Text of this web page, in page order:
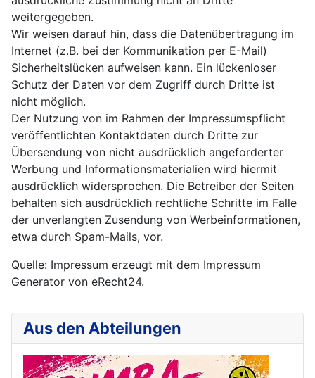
weitergegeben.
Wir weisen darauf hin, dass die Datenübertragung im
Internet (z.B. bei der Kommunikation per E-Mail)
Sicherheitslücken aufweisen kann. Ein lückenloser
Schutz der Daten vor dem Zugriff durch Dritte ist
nicht möglich.
Der Nutzung von im Rahmen der Impressumspflicht
veröffentlichten Kontaktdaten durch Dritte zur
Übersendung von nicht ausdrücklich angeforderter
Werbung und Informationsmaterialien wird hiermit
ausdrücklich widersprochen. Die Betreiber der Seiten
behalten sich ausdrücklich rechtliche Schritte im Falle
der unverlangten Zusendung von Werbeinformationen,
etwa durch Spam-Mails, vor.
Quelle: Impressum erzeugt mit dem Impressum
Generator von eRecht24.
Aus den Abteilungen